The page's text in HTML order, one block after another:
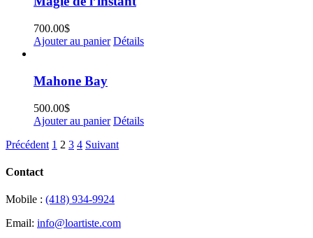
700.00$
Ajouter au panier Détails
Mahone Bay
500.00$
Ajouter au panier Détails
Précédent 1 2 3 4 Suivant
Contact
Mobile : (418) 934-9924
Email: info@loartiste.com